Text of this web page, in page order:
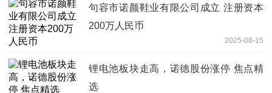
句容市诺颜鞋业有限公司成立 注册资本
200万人民币
2025-08-15
锂电池板块走高，诺德股份涨停 焦点精
选